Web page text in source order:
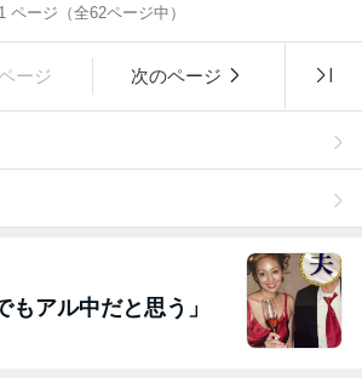
1ページ（全62ページ中）
ージ 次のページ
アル中だと思う」